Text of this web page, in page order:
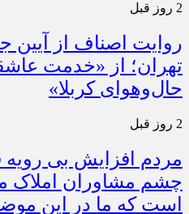
2 روز قبل
روایت اصناف از آیین
تهران؛ از «خدمت
حال‌وهوای کربلا»
2 روز قبل
مردم افزایش بی رویه
چشم مشاوران املاک
است که ما در این